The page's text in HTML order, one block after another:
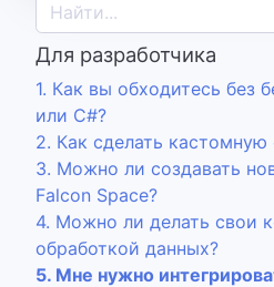
Для разработчика
1. Как вы обходитесь без
или C#?
2. Как сделать кастомную
3. Можно ли создавать
Falcon Space?
4. Можно ли делать свои
обработкой данных?
5. Мне нужно